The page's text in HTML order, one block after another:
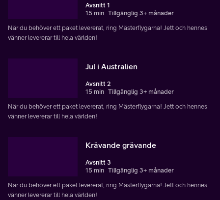
Avsnitt 1
15 min Tillgänglig 3+ månader
När du behöver ett paket levererat, ring Mästerflygarna! Jett och hennes
vänner levererar till hela världen!
Jul i Australien
Avsnitt 2
15 min Tillgänglig 3+ månader
När du behöver ett paket levererat, ring Mästerflygarna! Jett och hennes
vänner levererar till hela världen!
Krävande grävande
Avsnitt 3
15 min Tillgänglig 3+ månader
När du behöver ett paket levererat, ring Mästerflygarna! Jett och hennes
vänner levererar till hela världen!